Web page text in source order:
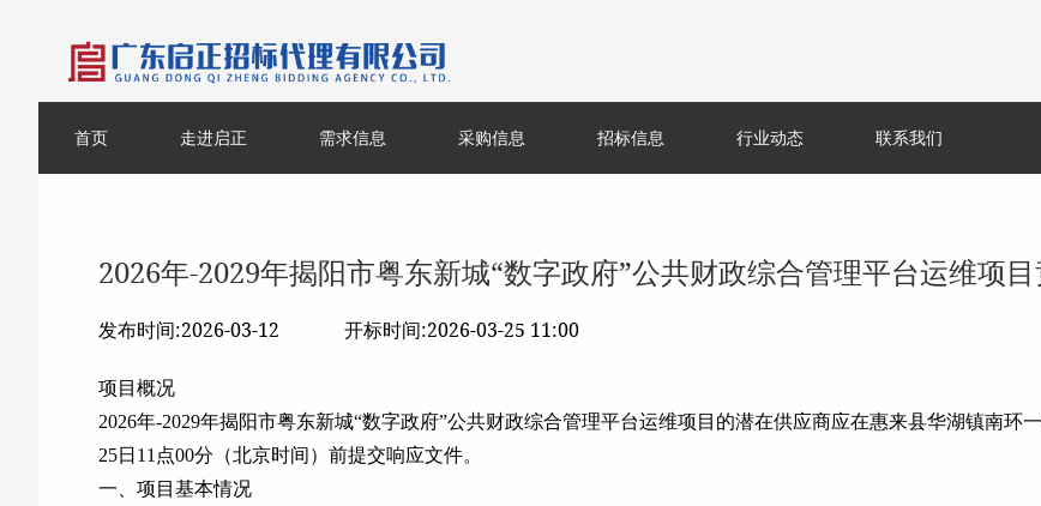
首页 走进启正 需求信息 采购信息 招标信息 行业动态 联系我们
2026年-2029年揭阳市粤东新城“数字政府”公共财政综合管理平台运维项
发布时间:2026-03-12 开标时间:2026-03-25 11:00
项目概况
2026年-2029年揭阳市粤东新城“数字政府”公共财政综合管理平台运维项目的潜在供应商应在惠来县华湖镇南环
25日11点00分（北京时间）前提交响应文件。
一、项目基本情况